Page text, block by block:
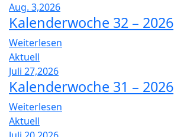
Aug. 3,2026
Kalenderwoche 32 – 2026
Weiterlesen
Aktuell
Juli 27,2026
Kalenderwoche 31 – 2026
Weiterlesen
Aktuell